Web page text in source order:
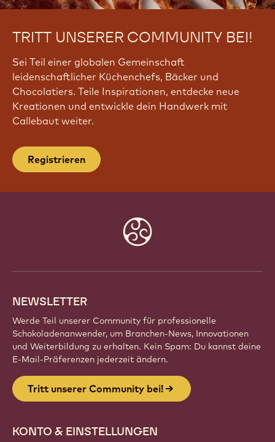
TRITT UNSERER COMMUNITY BEI!
Sei Teil einer globalen Gemeinschaft
leidenschaftlicher Küchenchefs, Bäcker und
Chocolatiers. Teile Inspirationen, entdecke neue
Callebaut weiter.
Registrieren
Website
info